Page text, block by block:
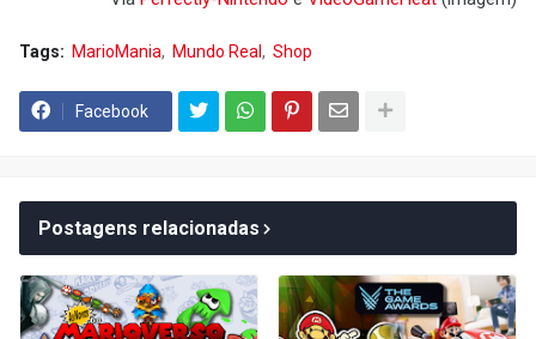
Tags: MarioMania Mundo Real Shop
Facebook
Postagens relacionadas